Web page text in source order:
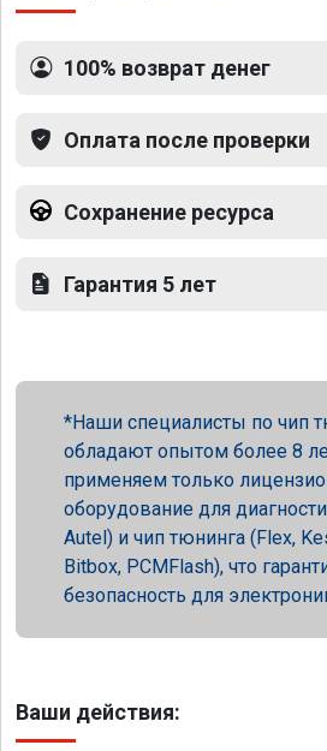
100% возврат денег
Оплата после проверки
Сохранение ресурса
Гарантия 5 лет
Наши специалисты по чип
обладают опытом более 8
применяем только
оборудование для
Autel) и чип тюнинга (Flex,
Bitbox, PCMFlash), что
безопасность для
Ваши действия: